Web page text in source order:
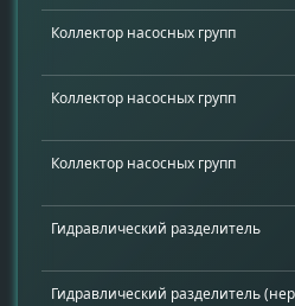
Коллектор насосных групп
Коллектор насосных групп
Коллектор насосных групп
Гидравлический разделитель
Гидравлический разделитель